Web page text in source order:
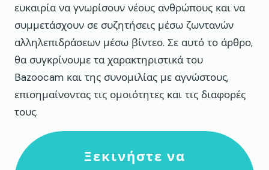
ευκαιρία να γνωρίσουν νέους ανθρώπους και να
συμμετάσχουν σε συζητήσεις μέσω ζωντανών
αλληλεπιδράσεων μέσω βίντεο. Σε αυτό το άρθρο,
θα συγκρίνουμε τα χαρακτηριστικά του
Bazoocam και της συνομιλίας με αγνώστους,
επισημαίνοντας τις ομοιότητες και τις διαφορές
τους.
Ξεκινήστε να